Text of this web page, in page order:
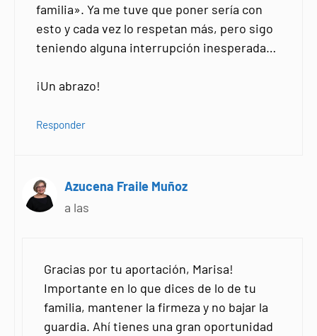
familia». Ya me tuve que poner sería con
esto y cada vez lo respetan más, pero sigo
teniendo alguna interrupción inesperada…
¡Un abrazo!
Responder
Azucena Fraile Muñoz
a las
Gracias por tu aportación, Marisa!
Importante en lo que dices de lo de tu
familia, mantener la firmeza y no bajar la
guardia. Ahí tienes una gran oportunidad